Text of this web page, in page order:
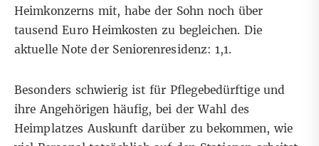
Heimkonzerns mit, habe der Sohn noch über
tausend Euro Heimkosten zu begleichen. Die
aktuelle Note der Seniorenresidenz: 1,1.
Besonders schwierig ist für Pflegebedürftige und
ihre Angehörigen häufig, bei der Wahl des
Heimplatzes Auskunft darüber zu bekommen, wie